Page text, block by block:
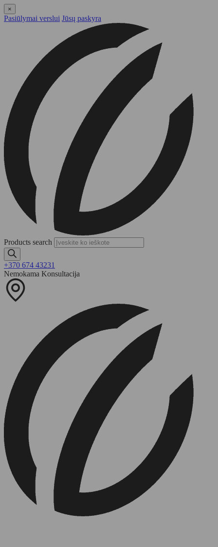
×
Pasiūlymai verslui Jūsų paskyra
Products search
+370 674 43231
Nemokama Konsultacija